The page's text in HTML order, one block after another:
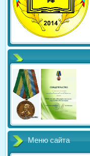
Меню сайта